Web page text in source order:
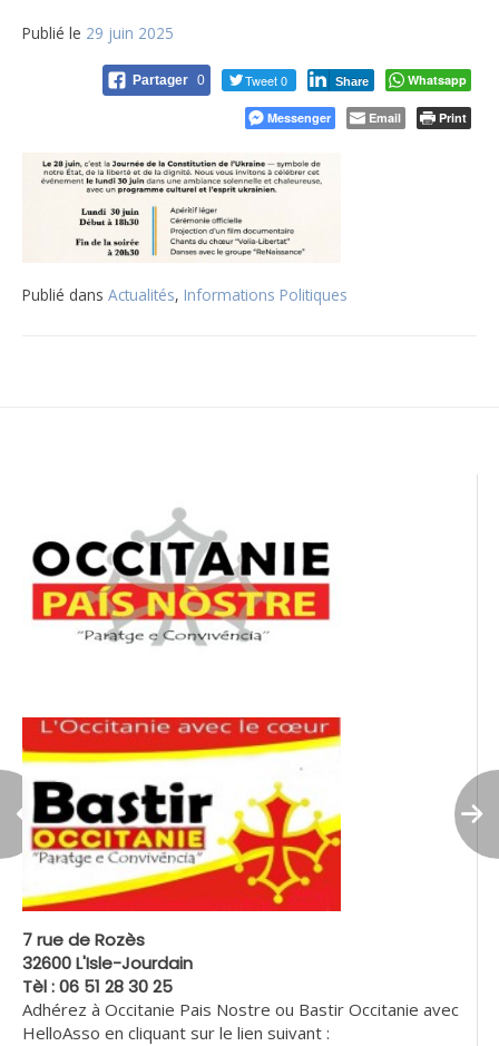
Publié le 29 juin 2025
Partager 0 Tweet 0 Share Whatsapp
Messenger Email Print
Publié dans Actualités, Informations Politiques
7 rue de Rozès
32600 L'Isle-Jourdain
Tèl : 06 51 28 30 25
Adhérez à Occitanie Pais Nostre ou Bastir Occitanie avec
HelloAsso en cliquant sur le lien suivant :